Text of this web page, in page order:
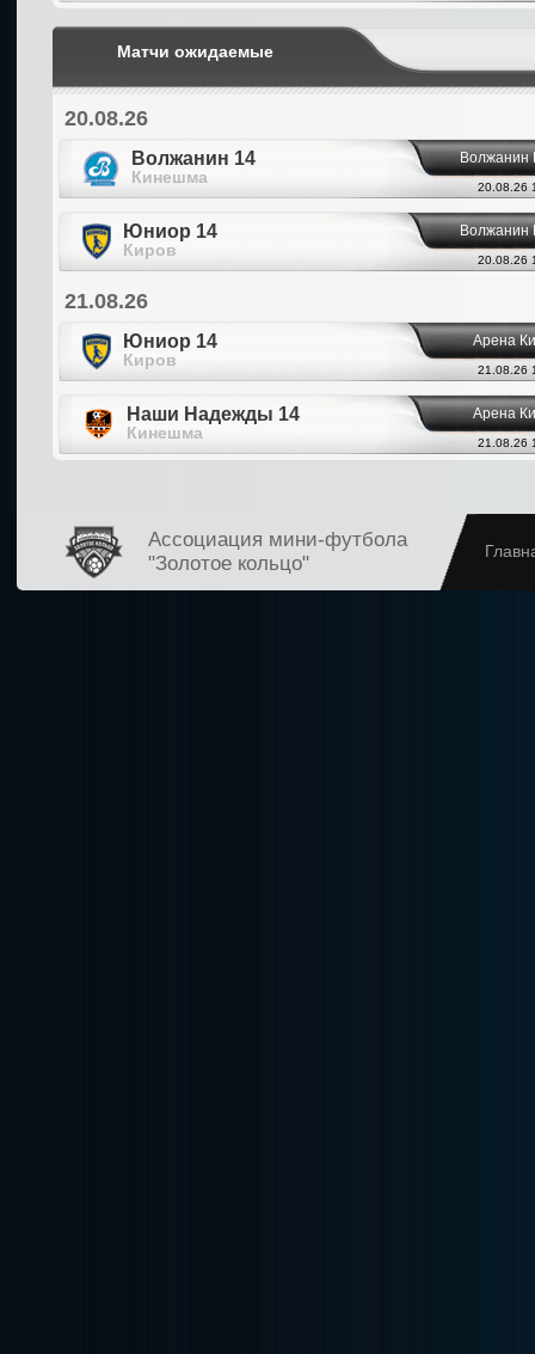
Матчи ожидаемые
20.08.26
Волжанин 14
Кинешма
Волжанин
20.08.26
Юниор 14
Киров
Волжанин
20.08.26
21.08.26
Юниор 14
Киров
Арена
21.08.26
Наши Надежды 14
Кинешма
Арена
21.08.26
Ассоциация мини-футбола
"Золотое кольцо"